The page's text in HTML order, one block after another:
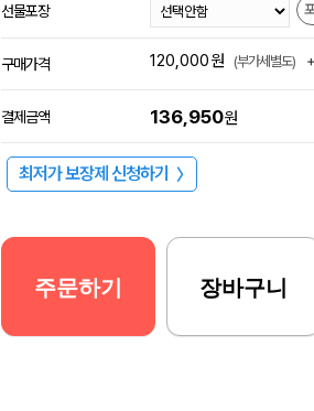
선물포장
구매가격 120,000원 (부가세별도)
결제금액 136,950원
최저가 보장제 신청하기 〉
주문하기 장바구니